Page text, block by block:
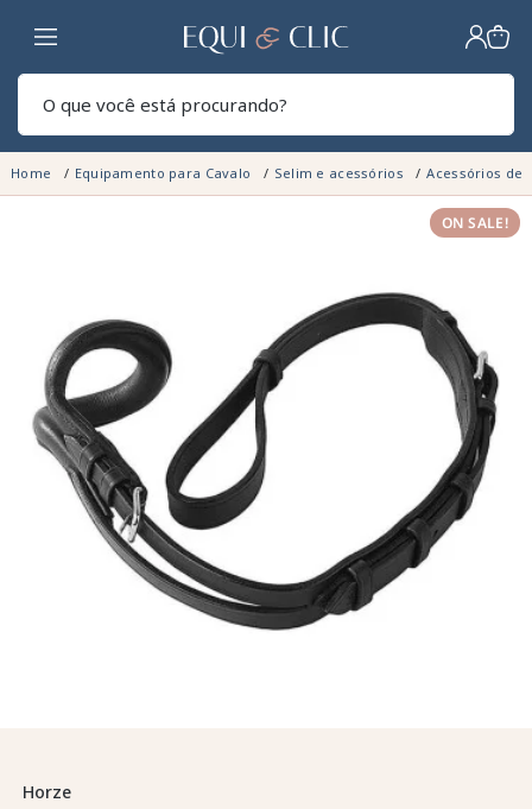
Lar
Home Equipamento para Cavalo Selim e acessórios Acessórios de
ON SALE!
Horze